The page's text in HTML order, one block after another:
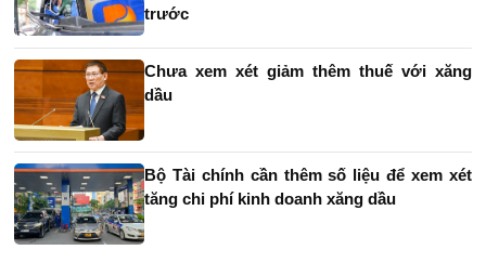
trước
Chưa xem xét giảm thêm thuế với xăng
dầu
Bộ Tài chính cần thêm số liệu để xem xét
tăng chi phí kinh doanh xăng dầu